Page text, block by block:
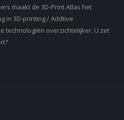
maakt de 3D-Print Atlas het
in 3D-printing / Addtive
technologiën overzichtelijker. U zet